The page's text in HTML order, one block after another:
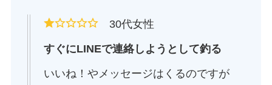
30代女性
すぐにLINEで連絡しようとして釣る
いいね！やメッセージはくるのですが